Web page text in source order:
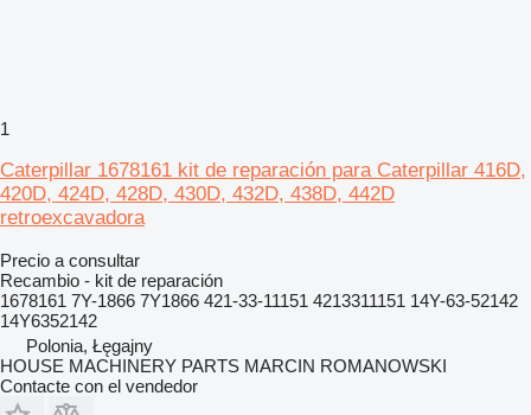
1
Caterpillar 1678161 kit de reparación para Caterpillar 416D,
420D, 424D, 428D, 430D, 432D, 438D, 442D
retroexcavadora
Precio a consultar
Recambio - kit de reparación
1678161 7Y-1866 7Y1866 421-33-11151 4213311151 14Y-63-52142
14Y6352142
Polonia, Łęgajny
HOUSE MACHINERY PARTS MARCIN ROMANOWSKI
Contacte con el vendedor